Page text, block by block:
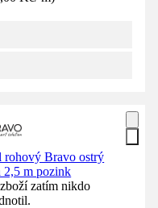
rohový Bravo ostrý
2,5 m pozink
zatím nikdo